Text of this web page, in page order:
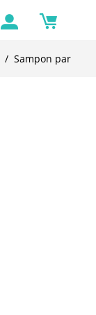
/ Sampon par